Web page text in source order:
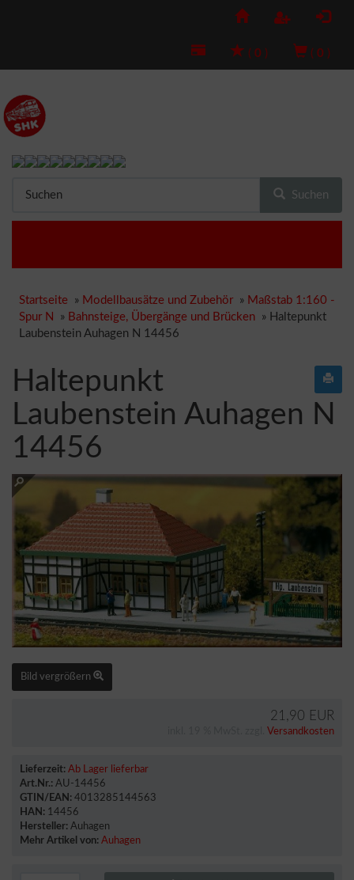
( 0 ) ( 0 )
Suchen
Startseite » Modellbausätze und Zubehör » Maßstab 1:160 -
Spur N
» Bahnsteige, Übergänge und Brücken » Haltepunkt
Laubenstein Auhagen N 14456
Haltepunkt
Laubenstein Auhagen N
14456
Bild vergrößern
21,90 EUR
Versandkosten
Lieferzeit: Ab Lager lieferbar
Art.Nr.: AU-14456
GTIN/EAN: 4013285144563
HAN: 14456
Hersteller: Auhagen
Mehr Artikel von: Auhagen